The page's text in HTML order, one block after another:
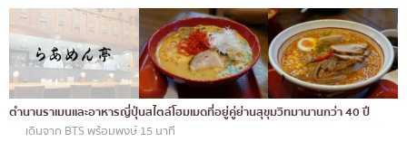
ตำนานราเมนและอาหารญี่ปุ่นสไตล์โฮมเมดที่อยู่คู่ย่านสุขุมวิทมานานกว่า 40 ปี
เดินจาก BTS พร้อมพงษ์ 15 นาที